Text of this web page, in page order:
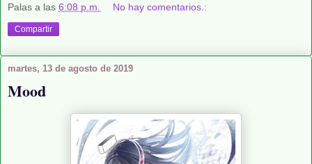
Palas a las 6:08 p.m. No hay comentarios.:
Compartir
martes, 13 de agosto de 2019
Mood